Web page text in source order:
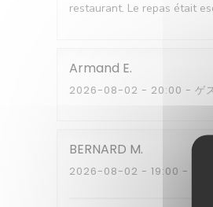
restaurant. Le repas était
Armand E
2026-08-02 - 20:00 - ゲ
BERNARD M
2026-08-02 - 19:00 - ゲス